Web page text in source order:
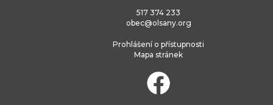
517 374 233
obec@olsany.org
Prohlášení o přístupnosti
Mapa stránek